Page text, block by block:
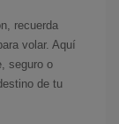
recuerda
volar. Aquí
seguro o
de tu